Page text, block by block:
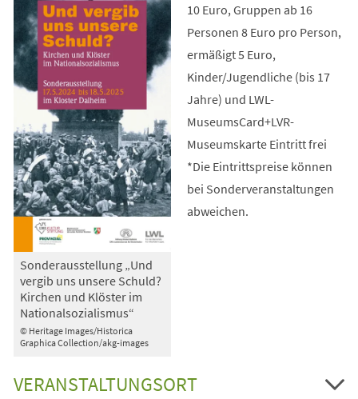
© Heritage Images/Historica
Graphica Collection/akg-images
Sonderausstellung „Und
vergib uns unsere Schuld?
Kirchen und Klöster im
Nationalsozialismus“
10 Euro, Gruppen ab 16
Personen 8 Euro pro Person,
ermäßigt 5 Euro,
Kinder/Jugendliche (bis 17
Jahre) und LWL-
MuseumsCard+LVR-
Museumskarte Eintritt frei
*Die Eintrittspreise können
bei Sonderveranstaltungen
abweichen.
VERANSTALTUNGSORT